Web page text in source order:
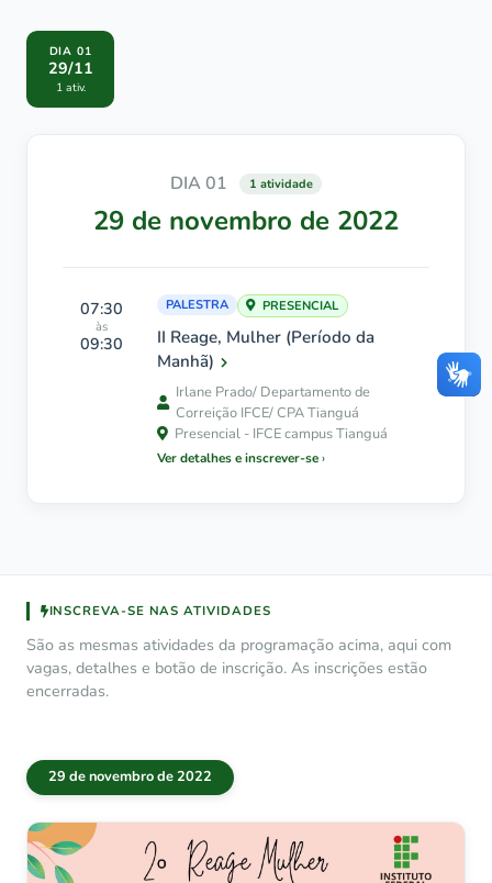
DIA 01
29/11
1 ativ.
DIA 01 1 atividade
29 de novembro de 2022
07:30
às
09:30
PALESTRA PRESENCIAL
II Reage, Mulher (Período da
Manhã)
Irlane Prado/ Departamento de
Correição IFCE/ CPA Tianguá
Presencial - IFCE campus Tianguá
Ver detalhes e inscrever-se
INSCREVA-SE NAS ATIVIDADES
São as mesmas atividades da programação acima, aqui com
vagas, detalhes e botão de inscrição. As inscrições estão
encerradas.
29 de novembro de 2022